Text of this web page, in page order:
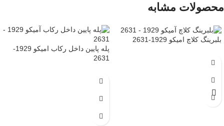
محصولات مشابه
بلبرینگ کلاچ امیکو 1929-2631
پله پایین داخل رکاب امیکو 1929-
2631